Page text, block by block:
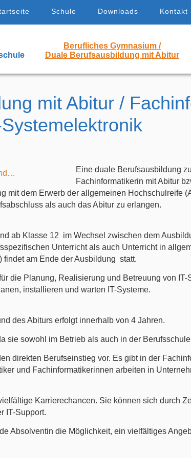
Schule Downloads Kontakt
Berufliches Gymnasium /
Duale Berufsausbildung mit Abitur
mit Abitur /
Systemelektronik
Eine duale Berufsausbildung
Fachinformatikerin mit Abitur
mit dem Erwerb der allgemeinen Hochschulreife
als auch das Abitur zu erlangen.
ab Klasse 12 im Wechsel zwischen dem
Unterricht als auch Unterricht in
findet am Ende der Ausbildung statt.
die Planung, Realisierung und Betreuung von
installieren und warten IT-Systeme.
des Abiturs erfolgt innerhalb von 4 Jahren.
sie sowohl im Betrieb als auch in der
direkten Berufseinstieg vor. Es gibt in der
und Fachinformatikerinnen arbeiten in
Karrierechancen. Sie können sich durch
IT-Support.
Absolventin die Möglichkeit, ein vielfältiges